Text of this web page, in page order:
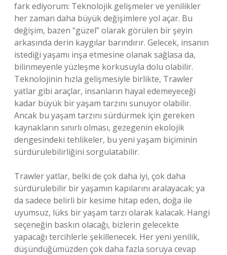
fark ediyorum: Teknolojik gelişmeler ve yenilikler
her zaman daha büyük değişimlere yol açar. Bu
değişim, bazen “güzel” olarak görülen bir şeyin
arkasında derin kaygılar barındırır. Gelecek, insanın
istediği yaşamı inşa etmesine olanak sağlasa da,
bilinmeyenle yüzleşme korkusuyla dolu olabilir.
Teknolojinin hızla gelişmesiyle birlikte, Trawler
yatlar gibi araçlar, insanların hayal edemeyeceği
kadar büyük bir yaşam tarzını sunuyor olabilir.
Ancak bu yaşam tarzını sürdürmek için gereken
kaynakların sınırlı olması, gezegenin ekolojik
dengesindeki tehlikeler, bu yeni yaşam biçiminin
sürdürülebilirliğini sorgulatabilir.
Trawler yatlar, belki de çok daha iyi, çok daha
sürdürülebilir bir yaşamın kapılarını aralayacak; ya
da sadece belirli bir kesime hitap eden, doğa ile
uyumsuz, lüks bir yaşam tarzı olarak kalacak. Hangi
seçeneğin baskın olacağı, bizlerin gelecekte
yapacağı tercihlerle şekillenecek. Her yeni yenilik,
düşündüğümüzden çok daha fazla soruya cevap